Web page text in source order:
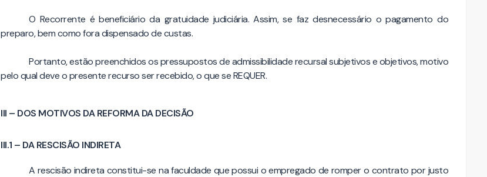
O Recorrente é beneficiário da gratuidade judiciária. Assim, se faz desnecessário o pagamento do
preparo, bem como fora dispensado de custas.
Portanto, estão preenchidos os pressupostos de admissibilidade recursal subjetivos e objetivos, motivo
pelo qual deve o presente recurso ser recebido, o que se REQUER.
III – DOS MOTIVOS DA REFORMA DA DECISÃO
III.1 – DA RESCISÃO INDIRETA
A rescisão indireta constitui-se na faculdade que possui o empregado de romper o contrato por justo